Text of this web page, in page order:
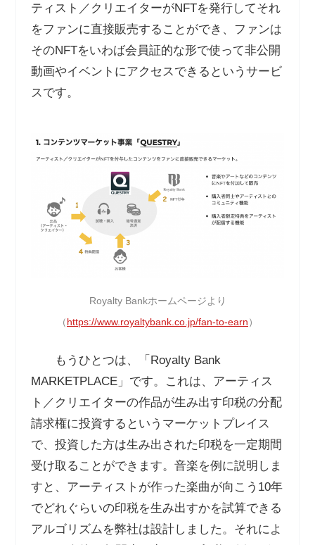
ティスト／クリエイターがNFTを発行してそれ
をファンに直接販売することができ、ファンは
そのNFTをいわば会員証的な形で使って非公開
動画やイベントにアクセスできるというサービ
スです。
Royalty Bankホームページより
（https://www.royaltybank.co.jp/fan-to-earn）
もうひとつは、「Royalty Bank
MARKETPLACE」です。これは、アーティス
ト／クリエイターの作品が生み出す印税の分配
請求権に投資するというマーケットプレイス
で、投資した方は生み出された印税を一定期間
受け取ることができます。音楽を例に説明しま
すと、アーティストが作った楽曲が向こう10年
でどれぐらいの印税を生み出すかを試算できる
アルゴリズムを弊社は設計しました。それによ